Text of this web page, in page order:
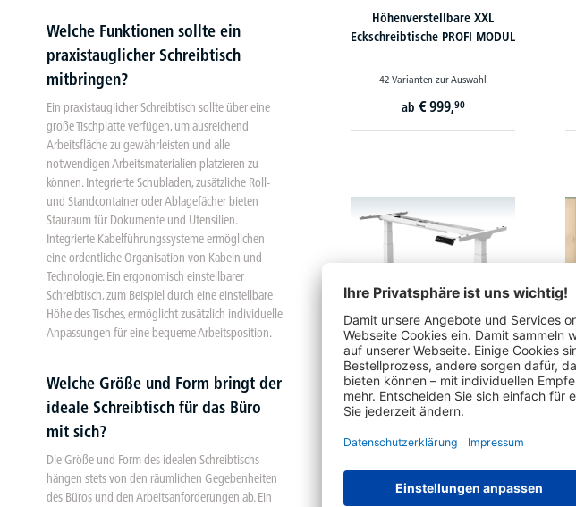
Welche Funktionen sollte ein
praxistauglicher Schreibtisch
mitbringen?
Ein praxistauglicher Schreibtisch sollte über eine
große Tischplatte verfügen, um ausreichend
Arbeitsfläche zu gewährleisten und alle
notwendigen Arbeitsmaterialien platzieren zu
können. Integrierte Schubladen, zusätzliche Roll-
und Standcontainer oder Ablagefächer bieten
Stauraum für Dokumente und Utensilien.
Integrierte Kabelführungssysteme ermöglichen
eine ordentliche Organisation von Kabeln und
Technologie. Ein ergonomisch einstellbarer
Schreibtisch, zum Beispiel durch eine einstellbare
Höhe des Tisches, ermöglicht zusätzlich individuelle
Anpassungen für eine bequeme Arbeitsposition.
Welche Größe und Form bringt der
ideale Schreibtisch für das Büro
mit sich?
Die Größe und Form des idealen Schreibtischs
hängen stets von den räumlichen Gegebenheiten
des Büros und den Arbeitsanforderungen ab. Ein
Höhenverstellbare XXL
Eckschreibtische PROFI MODUL
42 Varianten zur Auswahl
ab € 999,90
Tischgestell FLEX MODUL
3 Varianten zur Auswahl